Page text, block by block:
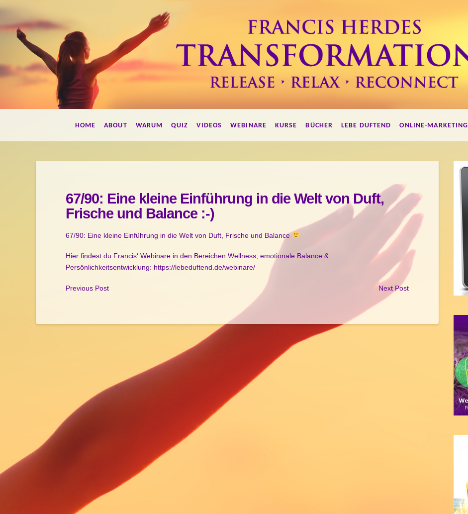
HerdesHOME ABOUT WARUM QUIZ VIDEOS WEBINARE KURSE BÜCHER LEBE DUFTEND ONLINE-MARKETING
67/90: Eine kleine Einführung in die Welt von Duft,
Frische und Balance :-)
67/90: Eine kleine Einführung in die Welt von Duft, Frische und Balance
Hier findest du Francis‘ Webinare in den Bereichen Wellness, emotionale Balance &
Persönlichkeitsentwicklung: https://lebeduftend.de/webinare/
Previous Post Next Post